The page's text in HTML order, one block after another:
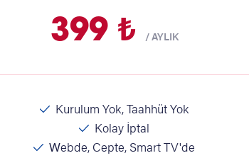
399 ₺ /AYLIK
Kurulum Yok, Taahhüt Yok
Kolay İptal
Webde, Cepte, Smart TV'de